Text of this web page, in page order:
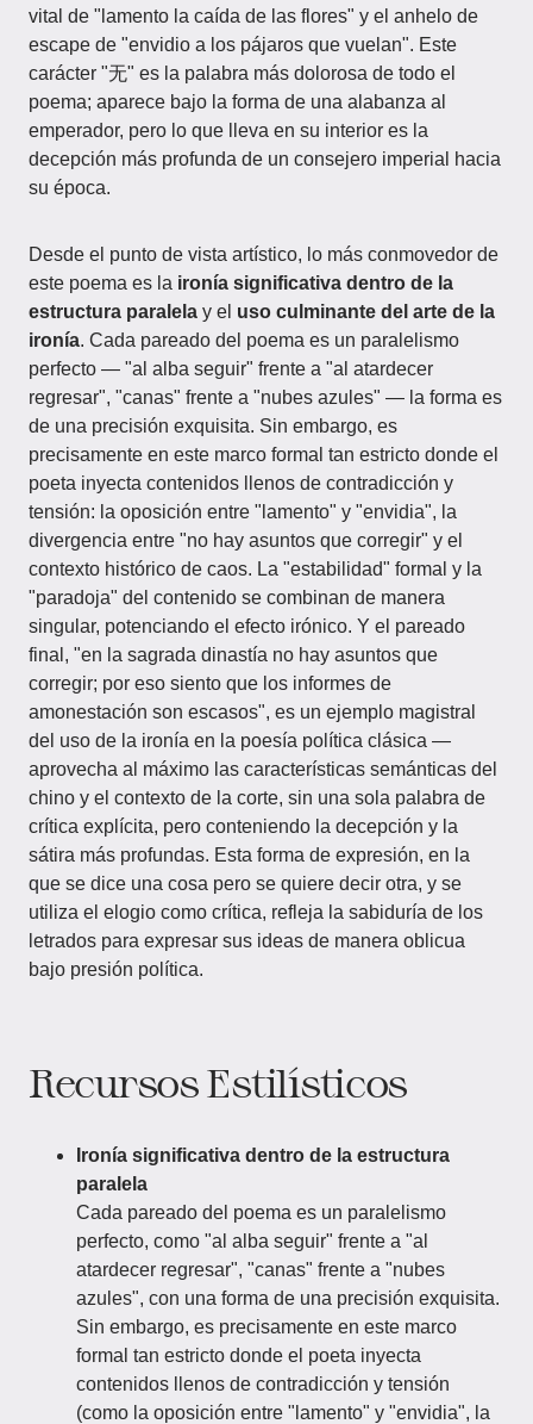
vital de "lamento la caída de las flores" y el anhelo de
escape de "envidio a los pájaros que vuelan". Este
carácter "无" es la palabra más dolorosa de todo el
poema; aparece bajo la forma de una alabanza al
emperador, pero lo que lleva en su interior es la
decepción más profunda de un consejero imperial hacia
su época.
Desde el punto de vista artístico, lo más conmovedor de
este poema es la ironía significativa dentro de la
estructura paralela y el uso culminante del arte de la
ironía. Cada pareado del poema es un paralelismo
perfecto — "al alba seguir" frente a "al atardecer
regresar", "canas" frente a "nubes azules" — la forma es
de una precisión exquisita. Sin embargo, es
precisamente en este marco formal tan estricto donde el
poeta inyecta contenidos llenos de contradicción y
tensión: la oposición entre "lamento" y "envidia", la
divergencia entre "no hay asuntos que corregir" y el
contexto histórico de caos. La "estabilidad" formal y la
"paradoja" del contenido se combinan de manera
singular, potenciando el efecto irónico. Y el pareado
final, "en la sagrada dinastía no hay asuntos que
corregir; por eso siento que los informes de
amonestación son escasos", es un ejemplo magistral
del uso de la ironía en la poesía política clásica —
aprovecha al máximo las características semánticas del
chino y el contexto de la corte, sin una sola palabra de
crítica explícita, pero conteniendo la decepción y la
sátira más profundas. Esta forma de expresión, en la
que se dice una cosa pero se quiere decir otra, y se
utiliza el elogio como crítica, refleja la sabiduría de los
letrados para expresar sus ideas de manera oblicua
bajo presión política.
Recursos Estilísticos
Ironía significativa dentro de la estructura
paralela
Cada pareado del poema es un paralelismo
perfecto, como "al alba seguir" frente a "al
atardecer regresar", "canas" frente a "nubes
azules", con una forma de una precisión exquisita.
Sin embargo, es precisamente en este marco
formal tan estricto donde el poeta inyecta
contenidos llenos de contradicción y tensión
(como la oposición entre "lamento" y "envidia", la